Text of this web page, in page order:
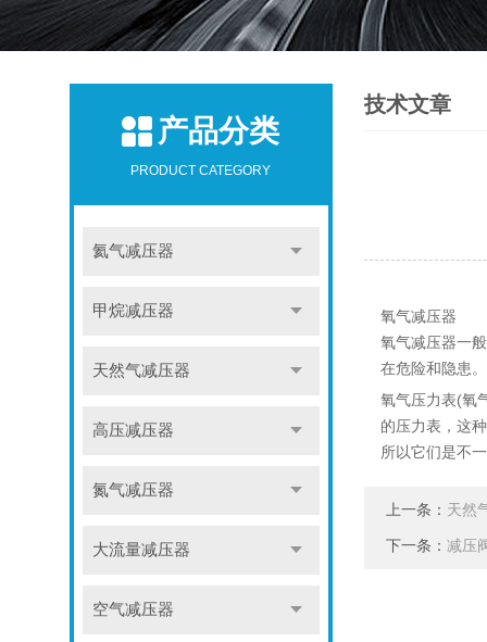
产品分类
PRODUCT CATEGORY
氦气减压器
甲烷减压器
天然气减压器
高压减压器
氮气减压器
大流量减压器
空气减压器
技术文章
氧气减压器
氧气减压器一
在危险和隐患。
氧气压力表(氧
的压力表，这
所以它们是不
上一条： 天然
下一条： 减压